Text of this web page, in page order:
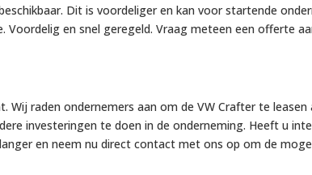
Dit is voordeliger en kan voor startende
Voordelig en snel geregeld. Vraag meteen een offerte
raden ondernemers aan om de VW Crafter te
investeringen te doen in de onderneming. Heeft u
en neem nu direct contact met ons op om de